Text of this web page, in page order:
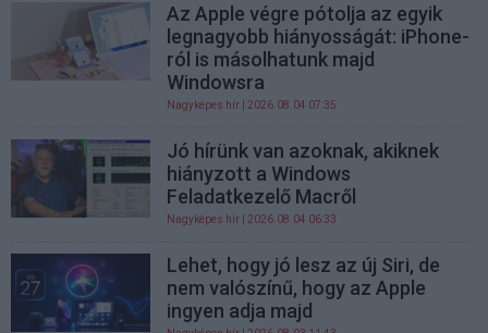
Az Apple végre pótolja az egyik
legnagyobb hiányosságát: iPhone-
ról is másolhatunk majd
Windowsra
Nagyképes hír | 2026.08.04 07:35
Jó hírünk van azoknak, akiknek
hiányzott a Windows
Feladatkezelő Macről
Nagyképes hír | 2026.08.04 06:33
Lehet, hogy jó lesz az új Siri, de
nem valószínű, hogy az Apple
ingyen adja majd